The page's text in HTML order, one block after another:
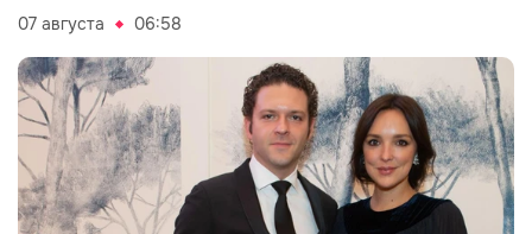
07 августа 06:58